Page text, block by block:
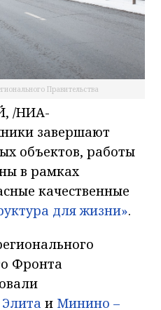
Правительства
/НИА-
завершают
объектов, работы
в рамках
качественные
для жизни».
Фронта
и Минино –